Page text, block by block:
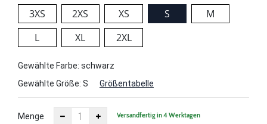
3XS 2XS XS S
M
L
XL 2XL
Gewählte Farbe: schwarz
Gewählte Größe: S Größentabelle
Menge Versandfertig in 4 Werktagen